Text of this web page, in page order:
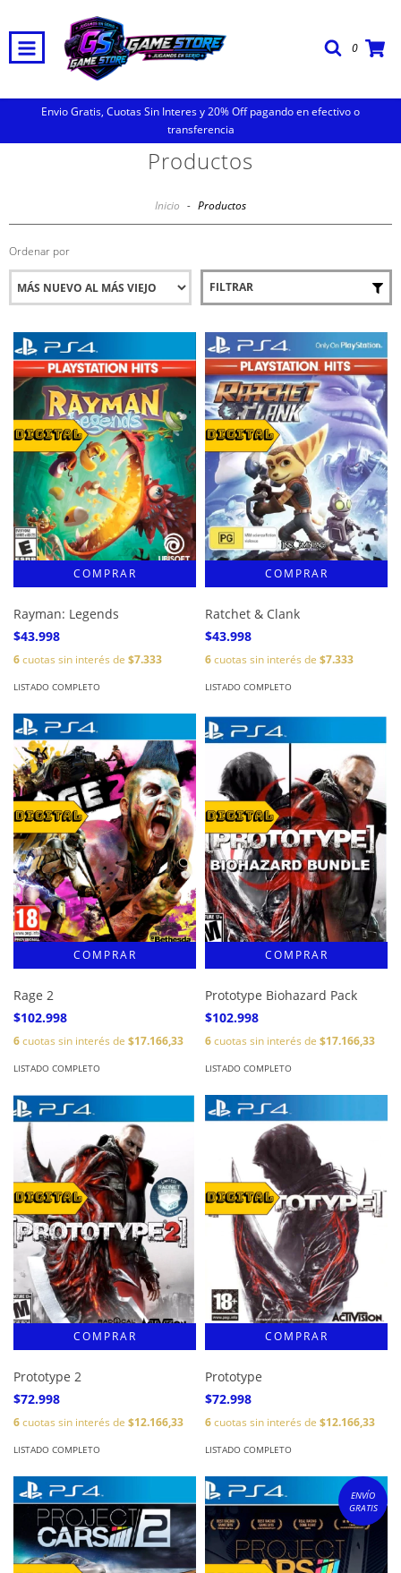
0
Envio Gratis, Cuotas Sin Interes y 20% Off pagando en efectivo o
transferencia
Productos
Inicio - Productos
Ordenar por
FILTRAR
Rayman: Legends
$43.998
6cuotas sin interés de $7.333
LISTADO COMPLETO
Ratchet & Clank
$43.998
6cuotas sin interés de $7.333
LISTADO COMPLETO
Rage 2
$102.998
6cuotas sin interés de $17.166,33
LISTADO COMPLETO
Prototype Biohazard Pack
$102.998
6cuotas sin interés de $17.166,33
LISTADO COMPLETO
Prototype 2
$72.998
6cuotas sin interés de $12.166,33
LISTADO COMPLETO
Prototype
$72.998
6cuotas sin interés de $12.166,33
LISTADO COMPLETO
ENVÍO
GRATIS